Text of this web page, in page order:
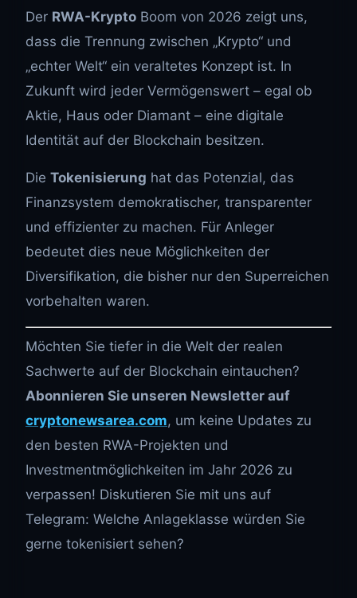
Der RWA-Krypto Boom von 2026 zeigt uns,
dass die Trennung zwischen „Krypto“ und
„echter Welt“ ein veraltetes Konzept ist. In
Zukunft wird jeder Vermögenswert – egal ob
Aktie, Haus oder Diamant – eine digitale
Identität auf der Blockchain besitzen.
Die Tokenisierung hat das Potenzial, das
Finanzsystem demokratischer, transparenter
und effizienter zu machen. Für Anleger
bedeutet dies neue Möglichkeiten der
Diversifikation, die bisher nur den Superreichen
vorbehalten waren.
Möchten Sie tiefer in die Welt der realen
Sachwerte auf der Blockchain eintauchen?
Abonnieren Sie unseren Newsletter auf
cryptonewsarea.com, um keine Updates zu
den besten RWA-Projekten und
Investmentmöglichkeiten im Jahr 2026 zu
verpassen! Diskutieren Sie mit uns auf
Telegram: Welche Anlageklasse würden Sie
gerne tokenisiert sehen?